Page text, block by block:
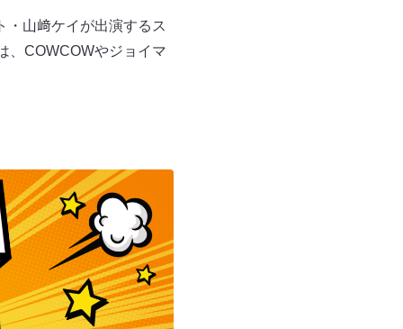
・山﨑ケイが出演するス
、COWCOWやジョイマ